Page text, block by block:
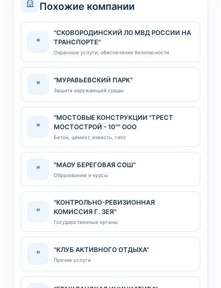
Похожие компании
"
"СКОВОРОДИНСКИЙ ЛО МВД РОССИИ НА
ТРАНСПОРТЕ"
Охранные услуги, обеспечение безопасности
" "МУРАВЬЕВСКИЙ ПАРК"
Защита окружающей среды
"
"МОСТОВЫЕ КОНСТРУКЦИИ "ТРЕСТ
МОСТОСТРОЙ - 10"" ООО
Бетон, цемент, известь, гипс
" "МАОУ БЕРЕГОВАЯ СОШ"
Образование и курсы
"
"КОНТРОЛЬНО-РЕВИЗИОННАЯ
КОМИССИЯ Г. ЗЕЯ"
Государственные органы
" "КЛУБ АКТИВНОГО ОТДЫХА"
Прочие услуги